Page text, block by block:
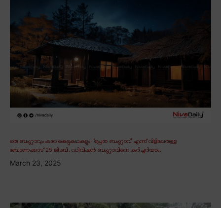
ഒരു ബംഗ്ലാവും കുറേ കെട്ടുകഥകളും∙ ‘പ്രേത ബംഗ്ലാവ്’ എന്ന് വിളിപ്പേരുള്ള
ബോണക്കാട് 25 ജി.ബി. ഡിവിഷൻ ബംഗ്ലാവിനെ കുറിച്ചറിയാം.
March 23, 2025